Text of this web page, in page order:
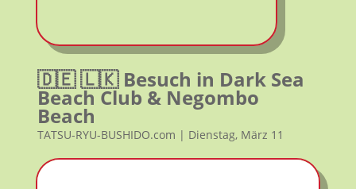
🇩🇪 🇱🇰 Besuch in Dark Sea
Beach Club & Negombo
Beach
TATSU-RYU-BUSHIDO.com | Dienstag, März 11